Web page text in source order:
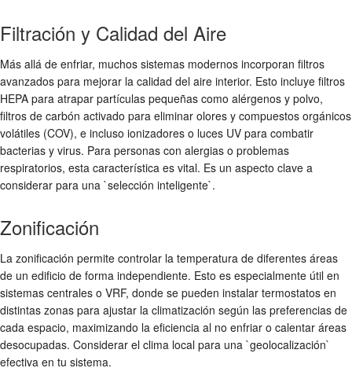
Filtración y Calidad del Aire
Más allá de enfriar, muchos sistemas modernos incorporan filtros
avanzados para mejorar la calidad del aire interior. Esto incluye filtros
HEPA para atrapar partículas pequeñas como alérgenos y polvo,
filtros de carbón activado para eliminar olores y compuestos orgánicos
volátiles (COV), e incluso ionizadores o luces UV para combatir
bacterias y virus. Para personas con alergias o problemas
respiratorios, esta característica es vital. Es un aspecto clave a
considerar para una `selección inteligente`.
Zonificación
La zonificación permite controlar la temperatura de diferentes áreas
de un edificio de forma independiente. Esto es especialmente útil en
sistemas centrales o VRF, donde se pueden instalar termostatos en
distintas zonas para ajustar la climatización según las preferencias de
cada espacio, maximizando la eficiencia al no enfriar o calentar áreas
desocupadas. Considerar el clima local para una `geolocalización`
efectiva en tu sistema.